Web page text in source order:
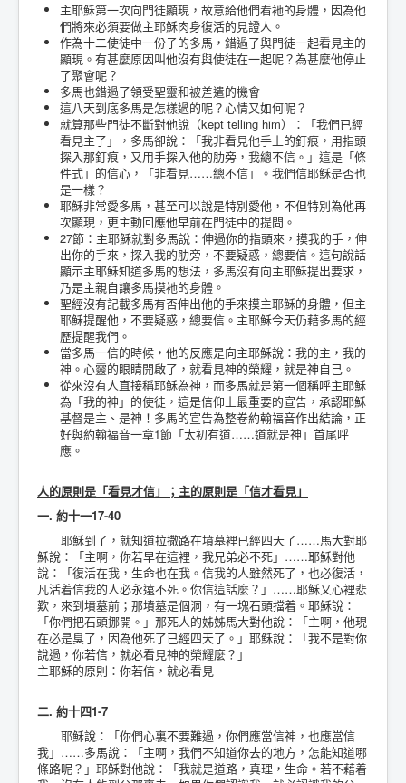
主耶穌第一次向門徒顯現，故意給他們看衪的身體，因為他
們將來必須要做主耶穌肉身復活的見證人。
作為十二使徒中一份子的多馬，錯過了與門徒一起看見主的
顯現。有甚麼原因叫他沒有與使徒在一起呢？為甚麼他停止
了聚會呢？
多馬也錯過了領受聖靈和被差遣的機會
這八天到底多馬是怎樣過的呢？心情又如何呢？
就算那些門徒不斷對他說（kept telling him）：「我們已經
看見主了」，多馬卻說：「我非看見他手上的釘痕，用指頭
探入那釘痕，又用手探入他的肋旁，我總不信。」這是「條
件式」的信心，「非看見……總不信」。我們信耶穌是否也
是一樣？
耶穌非常愛多馬，甚至可以說是特別愛他，不但特別為他再
次顯現，更主動回應他早前在門徒中的提問。
27節：主耶穌就對多馬說：伸過你的指頭來，摸我的手，伸
出你的手來，探入我的肋旁，不要疑惑，總要信。這句說話
顯示主耶穌知道多馬的想法，多馬沒有向主耶穌提出要求，
乃是主親自讓多馬摸衪的身體。
聖經沒有記載多馬有否伸出他的手來摸主耶穌的身體，但主
耶穌提醒他，不要疑惑，總要信。主耶穌今天仍藉多馬的經
歷提醒我們。
當多馬一信的時候，他的反應是向主耶穌說：我的主，我的
神。心靈的眼睛開啟了，就看見神的榮耀，就是神自己。
從來沒有人直接稱耶穌為神，而多馬就是第一個稱呼主耶穌
為「我的神」的使徒，這是信仰上最重要的宣告，承認耶穌
基督是主、是神！多馬的宣告為整卷約翰福音作出結論，正
好與約翰福音一章1節「太初有道……道就是神」首尾呼
應。
人的原則是「看見才信」；主的原則是「信才看見」
一. 約十一17-40
耶穌到了，就知道拉撒路在墳墓裡已經四天了……馬大對耶
穌說：「主啊，你若早在這裡，我兄弟必不死」……耶穌對他
說：「復活在我，生命也在我。信我的人雖然死了，也必復活，
凡活着信我的人必永遠不死。你信這話麼？」……耶穌又心裡悲
歎，來到墳墓前；那墳墓是個洞，有一塊石頭擋着。耶穌說：
「你們把石頭挪開。」那死人的姊姊馬大對他說：「主啊，他現
在必是臭了，因為他死了已經四天了。」耶穌說：「我不是對你
說過，你若信，就必看見神的榮耀麼？」
主耶穌的原則：你若信，就必看見
二. 約十四1-7
耶穌說：「你們心裏不要難過，你們應當信神，也應當信
我」……多馬說：「主啊，我們不知道你去的地方，怎能知道哪
條路呢？」耶穌對他說：「我就是道路，真理，生命。若不藉着